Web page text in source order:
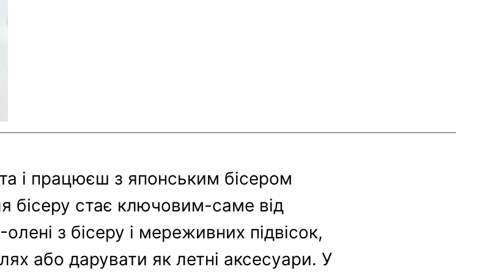
і працюєш з японським бісером
бісеру стає ключовим-саме від
з бісеру і мереживних підвісок,
або дарувати як летні аксесуари. У